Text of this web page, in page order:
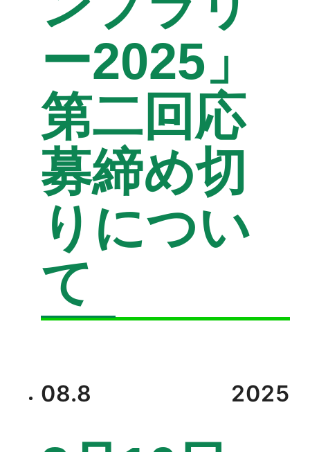
ー2025」
第二回応
募締め切
りについ
て
08.8 2025